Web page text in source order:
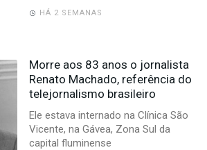
HÁ 2 SEMANAS
Morre aos 83 anos o jornalista
Renato Machado, referência do
telejornalismo brasileiro
Ele estava internado na Clínica São
Vicente, na Gávea, Zona Sul da
capital fluminense